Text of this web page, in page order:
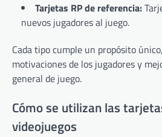
Tarjetas RP de referencia:
nuevos jugadores al juego.
Cada tipo cumple un propósito
motivaciones de los jugadores y
general de juego.
Cómo se utilizan las
videojuegos